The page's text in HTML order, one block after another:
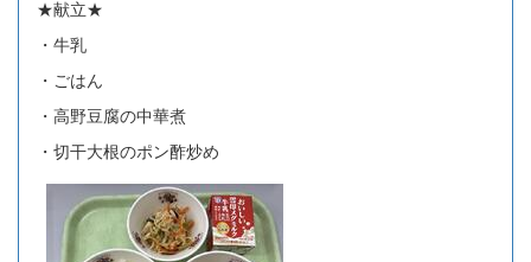
★献立★
・牛乳
・ごはん
・高野豆腐の中華煮
・切干大根のポン酢炒め